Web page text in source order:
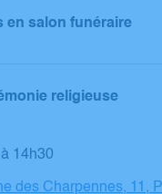
en salon funéraire
religieuse
à 14h30
des Charpennes, 11,